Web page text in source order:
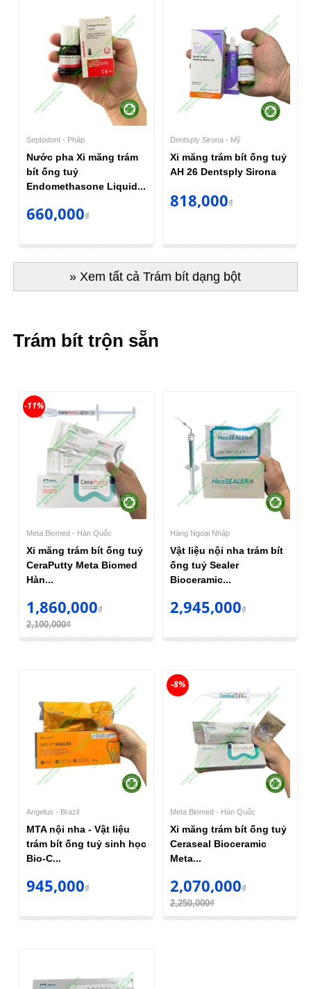
Septodont - Pháp
Nước pha Xi măng trám
bít ống tuỷ
Endomethasone Liquid...
660,000₫
Dentsply Sirona - Mỹ
Xi măng trám bít ống tuỷ
AH 26 Dentsply Sirona
818,000₫
» Xem tất cả Trám bít dạng bột
Trám bít trộn sẵn
Meta Biomed - Hàn Quốc
Xi măng trám bít ống tuỷ
CeraPutty Meta Biomed
Hàn...
1,860,000₫
2,100,000₫
-11%
Hàng Ngoại Nhập
Vật liệu nội nha trám bít
ống tuỷ Sealer
Bioceramic...
2,945,000₫
Angelus - Brazil
MTA nội nha - Vật liệu
trám bít ống tuỷ sinh học
Bio-C...
945,000₫
Meta Biomed - Hàn Quốc
Xi măng trám bít ống tuỷ
Ceraseal Bioceramic
Meta...
2,070,000₫
2,250,000₫
-8%